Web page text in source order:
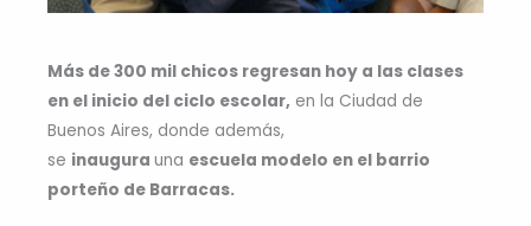
Más de 300 mil chicos regresan hoy a las clases
en el inicio del ciclo escolar, en la Ciudad de
Buenos Aires, donde además,
se inaugura una escuela modelo en el barrio
porteño de Barracas.